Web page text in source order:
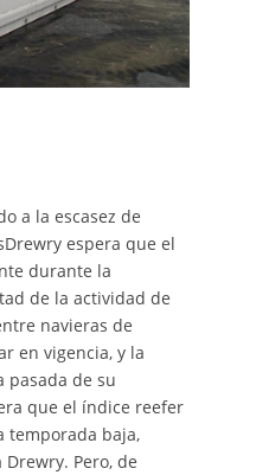
a la escasez de
espera que el
durante la
de la actividad de
navieras de
en vigencia, y la
pasada de su
que el índice reefer
temporada baja,
Pero, de